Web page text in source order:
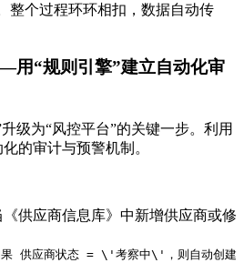
整个过程环环相扣，数据自动传
用“规则引擎”建立自动化审
级为“风控平台”的关键一步。利用
的审计与预警机制。
《供应商信息库》中新增供应商或修
果 供应商状态 = \'考察中\'，则自动创建